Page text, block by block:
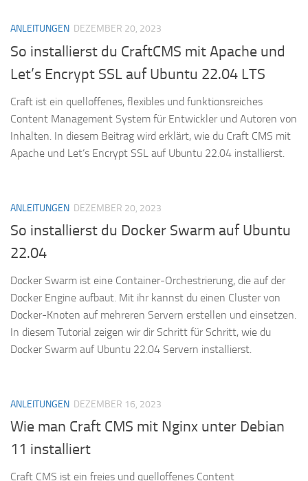
ANLEITUNGEN DEZEMBER 20, 2023
So installierst du CraftCMS mit Apache und
Let’s Encrypt SSL auf Ubuntu 22.04 LTS
Craft ist ein quelloffenes, flexibles und funktionsreiches
Content Management System für Entwickler und Autoren von
Inhalten. In diesem Beitrag wird erklärt, wie du Craft CMS mit
Apache und Let’s Encrypt SSL auf Ubuntu 22.04 installierst.
ANLEITUNGEN DEZEMBER 20, 2023
So installierst du Docker Swarm auf Ubuntu
22.04
Docker Swarm ist eine Container-Orchestrierung, die auf der
Docker Engine aufbaut. Mit ihr kannst du einen Cluster von
Docker-Knoten auf mehreren Servern erstellen und einsetzen.
In diesem Tutorial zeigen wir dir Schritt für Schritt, wie du
Docker Swarm auf Ubuntu 22.04 Servern installierst.
ANLEITUNGEN DEZEMBER 16, 2023
Wie man Craft CMS mit Nginx unter Debian
11 installiert
Craft CMS ist ein freies und quelloffenes Content